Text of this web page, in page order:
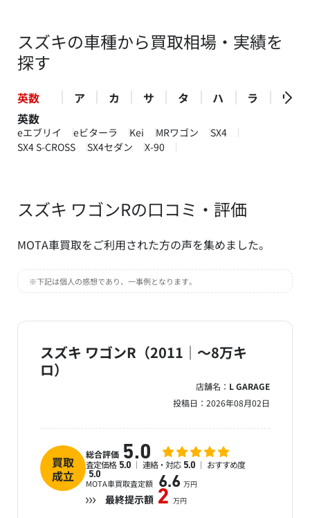
スズキの車種から買取相場・実績を
探す
英数 ア カ サ タ ハ ラ
ワ
英数
eエブリイ eビターラ Kei MRワゴン
SX4
SX4 S-CROSS
SX4セダン X-90
スズキ ワゴンRの口コミ・評価
MOTA車買取をご利用された方の声を集めました。
※下記は個人の感想であり、一事例となります。
スズキ ワゴンR（2011｜～8万キ
ロ）
店舗名： L GARAGE
投稿日： 2026年08月02日
買取
成立
総合評価 5.0
査定価格 5.0 連絡・対応 5.0 おすすめ度
5.0
MOTA車買取査定額 6.6 万円
最終提示額 2 万円